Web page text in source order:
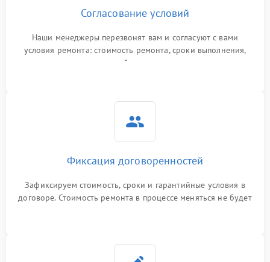
Согласование условий
Наши менеджеры перезвонят вам и согласуют с вами
условия ремонта: стоимость ремонта, сроки выполнения,
гарантийные условия
Фиксация договоренностей
Зафиксируем стоимость, сроки и гарантийные условия в
договоре. Стоимость ремонта в процессе меняться не будет